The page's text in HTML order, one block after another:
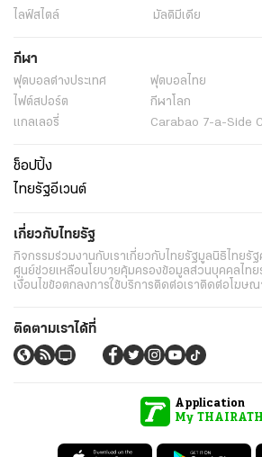
ไลฟ์สไตล์
มัลติมีเดีย
กีฬา
ฟุตบอลต่่างประเทศ ฟุตบอลไทย
ไฟต์สปอร์ต
กีฬาโลก
แกลเลอรี่
Carabao 7-a-Side
ช็อปปิ้ง
ไทยรัฐอีเวนต์
เกี่ยวกับไทยรัฐ
กิจกรรมร่วมงานกับเราเกี่ยวกับไทยรัฐมูลนิธิไทยรัฐ
ศูนย์ช่วยเหลือนโยบายคุ้มครองข้อมูลส่วนบุคคลไทย
เงื่อนไขข้อตกลงการใช้บริการติดต่อเราติดต่อโฆษณ
ติดตามเราได้ที่
Application
My THAIRATH